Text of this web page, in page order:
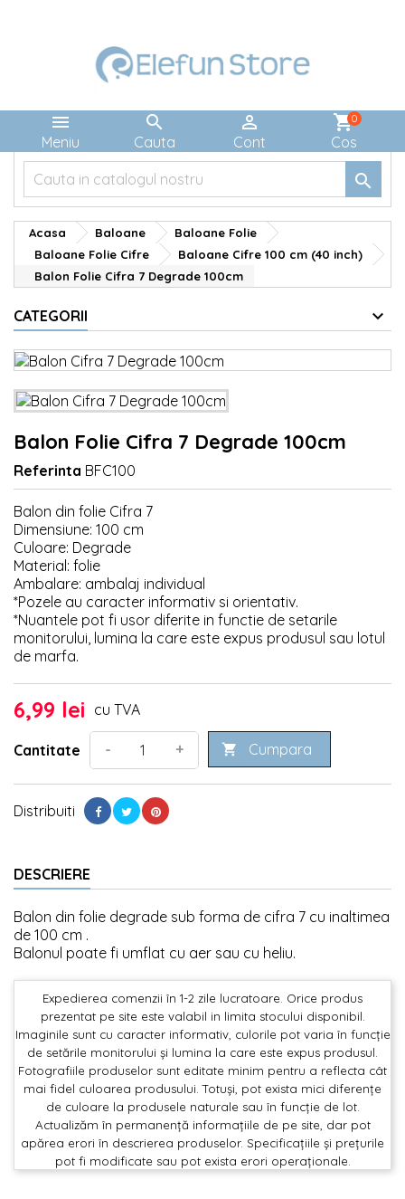

Meniu

Cauta

Cont
shopping_cart
Cos
0

Acasa Baloane
Baloane Folie
Baloane Folie Cifre
Baloane Cifre 100 cm (40 inch)
Balon Folie Cifra 7 Degrade 100cm
CATEGORII
Balon Folie Cifra 7 Degrade 100cm
Referinta BFC100
Balon din folie Cifra 7
Dimensiune: 100 cm
Culoare: Degrade
Material: folie
Ambalare: ambalaj individual
*Pozele au caracter informativ si orientativ.
*Nuantele pot fi usor diferite in functie de setarile
monitorului, lumina la care este expus produsul sau lotul
de marfa.
6,99 lei cu TVA
Cantitate - +  Cumpara
Distribuiti
DESCRIERE
Balon din folie degrade sub forma de cifra 7 cu inaltimea
de 100 cm .
Balonul poate fi umflat cu aer sau cu heliu.
Expedierea comenzii în 1-2 zile lucratoare. Orice produs
prezentat pe site este valabil in limita stocului disponibil.
Imaginile sunt cu caracter informativ, culorile pot varia în funcție
de setările monitorului și lumina la care este expus produsul.
Fotografiile produselor sunt editate minim pentru a reflecta cât
mai fidel culoarea produsului. Totuși, pot exista mici diferențe
de culoare la produsele naturale sau în funcție de lot.
Actualizăm în permanență informațiile de pe site, dar pot
apărea erori în descrierea produselor. Specificațiile și prețurile
pot fi modificate sau pot exista erori operaționale.